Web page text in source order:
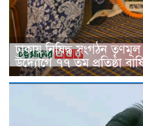
ঢাকায় নিষিদ্ধ সংগঠন
উদ্যোগে ৭৭ তম প্রতিষ্ঠা